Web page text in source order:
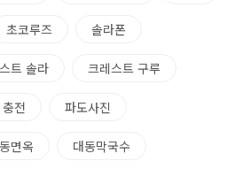
초코루즈 솔라폰
트 솔라 크레스트 구루
전 파도사진
면옥 대동막국수